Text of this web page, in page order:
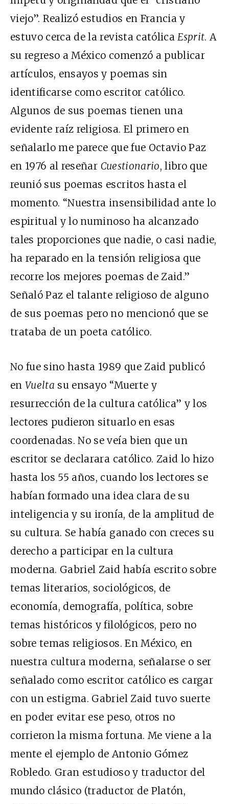
viejo”. Realizó estudios en Francia y
estuvo cerca de la revista católicaEsprit. A
su regreso a México comenzó a publicar
artículos, ensayos y poemas sin
identificarse como escritor católico.
Algunos de sus poemas tienen una
evidente raíz religiosa. El primero en
señalarlo me parece que fue Octavio Paz
en 1976 al reseñar Cuestionario, libro que
reunió sus poemas escritos hasta el
momento. “Nuestra insensibilidad ante lo
espiritual y lo numinoso ha alcanzado
tales proporciones que nadie, o casi nadie,
ha reparado en la tensión religiosa que
recorre los mejores poemas de Zaid.”
Señaló Paz el talante religioso de alguno
de sus poemas pero no mencionó que se
trataba de un poeta católico.
No fue sino hasta 1989 que Zaid publicó
enVuelta su ensayo “Muerte y
resurrección de la cultura católica” y los
lectores pudieron situarlo en esas
coordenadas. No se veía bien que un
escritor se declarara católico. Zaid lo hizo
hasta los 55 años, cuando los lectores se
habían formado una idea clara de su
inteligencia y su ironía, de la amplitud de
su cultura. Se había ganado con creces su
derecho a participar en la cultura
moderna. Gabriel Zaid había escrito sobre
temas literarios, sociológicos, de
economía, demografía, política, sobre
temas históricos y filológicos, pero no
sobre temas religiosos. En México, en
nuestra cultura moderna, señalarse o ser
señalado como escritor católico es cargar
con un estigma. Gabriel Zaid tuvo suerte
en poder evitar ese peso, otros no
corrieron la misma fortuna. Me viene a la
mente el ejemplo de Antonio Gómez
Robledo. Gran estudioso y traductor del
mundo clásico (traductor de Platón,